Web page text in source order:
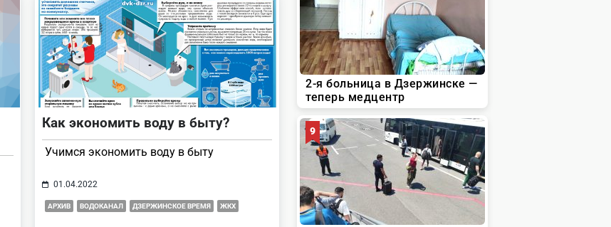
Как экономить воду в быту?
Учимся экономить воду в быту
01.04.2022
АРХИВ ВОДОКАНАЛ ДЗЕРЖИНСКОЕ ВРЕМЯ ЖКХ